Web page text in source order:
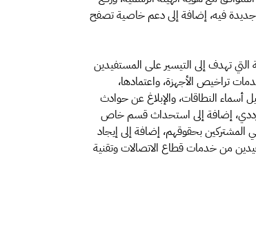
جديدة فيه، إضافة إلى دعم خاصية تصفح
التي تهدف إلى التيسير على المستفيدين
تراخيص الأجهزة، واعتمادها،
النطاقات، والإبلاغ عن حوادث
إضافة إلى استحداث قسم خاص
بحقوقهم، إضافة إلى إيجاد
من خدمات قطاع الاتصالات وتقنية